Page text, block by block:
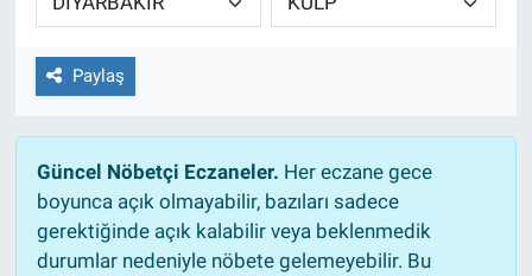
Paylaş
Güncel Nöbetçi Eczaneler. Her eczane gece
boyunca açık olmayabilir, bazıları sadece
gerektiğinde açık kalabilir veya beklenmedik
durumlar nedeniyle nöbete gelemeyebilir. Bu